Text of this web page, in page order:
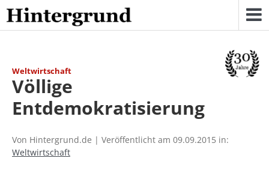
Skip
to
content
Weltwirtschaft
Völlige
Entdemokratisierung
Von Hintergrund.de | Veröffentlicht am 09.09.2015 in:
Weltwirtschaft